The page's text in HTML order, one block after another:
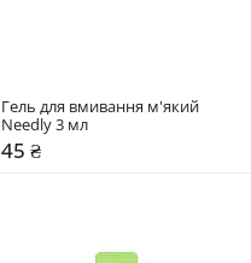
Гель для вмивання м'який
Needly 3 мл
45 ₴